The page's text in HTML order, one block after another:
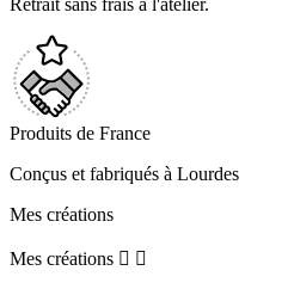
Retrait sans frais à l'atelier.
Produits de France
Conçus et fabriqués à Lourdes
Mes créations
Mes créations  